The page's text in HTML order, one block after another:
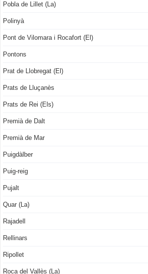
Pobla de Lillet (La)
Polinyà
Pont de Vilomara i Rocafort (El)
Pontons
Prat de Llobregat (El)
Prats de Lluçanès
Prats de Rei (Els)
Premià de Dalt
Premià de Mar
Puigdàlber
Puig-reig
Pujalt
Quar (La)
Rajadell
Rellinars
Ripollet
Roca del Vallès (La)